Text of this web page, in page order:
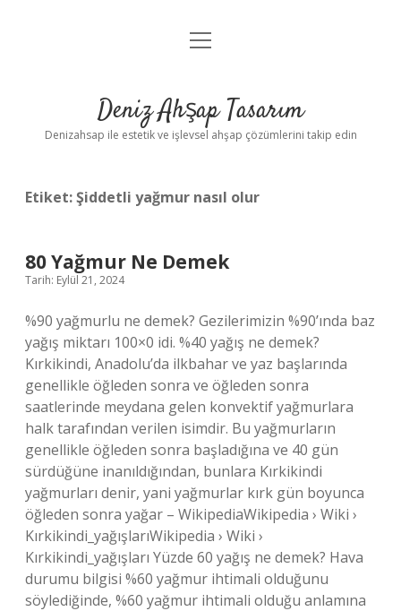
Anasayfa
Yasal Uyarı
menüyü
Deniz Ahşap Tasarım
Denizahsap ile estetik ve işlevsel ahşap çözümlerini takip edin
Etiket:Şiddetli yağmur nasıl olur
80 Yağmur Ne Demek
Tarih: Eylül 21, 2024
%90 yağmurlu ne demek? Gezilerimizin %90’ında baz
yağış miktarı 100×0 idi. %40 yağış ne demek?
Kırkikindi, Anadolu’da ilkbahar ve yaz başlarında
genellikle öğleden sonra ve öğleden sonra
saatlerinde meydana gelen konvektif yağmurlara
halk tarafından verilen isimdir. Bu yağmurların
genellikle öğleden sonra başladığına ve 40 gün
sürdüğüne inanıldığından, bunlara Kırkikindi
yağmurları denir, yani yağmurlar kırk gün boyunca
öğleden sonra yağar – WikipediaWikipedia › Wiki ›
Kırkikindi_yağışlarıWikipedia › Wiki ›
Kırkikindi_yağışları Yüzde 60 yağış ne demek? Hava
durumu bilgisi %60 yağmur ihtimali olduğunu
söylediğinde, %60 yağmur ihtimali olduğu anlamına